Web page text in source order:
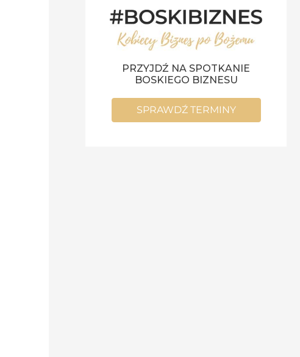
PRZYJDŹ NA SPOTKANIE
BOSKIEGO BIZNESU
SPRAWDŹ TERMINY